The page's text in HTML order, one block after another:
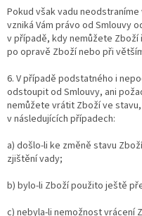
Pokud však vadu
vzniká Vám právo od Smlouvy
v případě, kdy nemůžete
po opravě Zboží nebo při
6. V případě podstatného i
odstoupit od Smlouvy, ani
nemůžete vrátit Zboží ve
v následujících případech:
a) došlo-li ke změně stavu
zjištění vady;
b) bylo-li Zboží použito ještě
c) nebyla-li nemožnost vrácení